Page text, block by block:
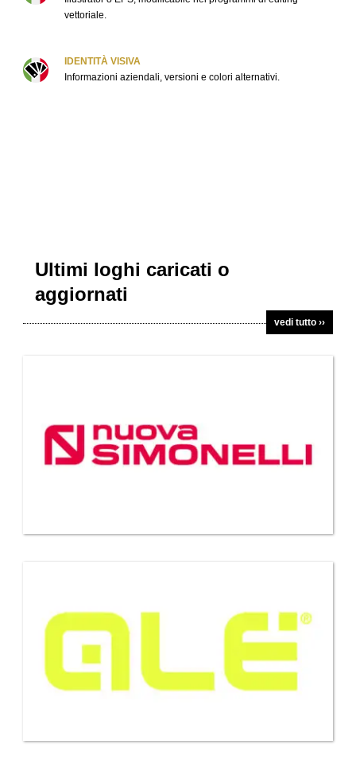
vettoriale.
IDENTITÀ VISIVA
Informazioni aziendali, versioni e colori alternativi.
Ultimi loghi caricati o
aggiornati
vedi tutto ››